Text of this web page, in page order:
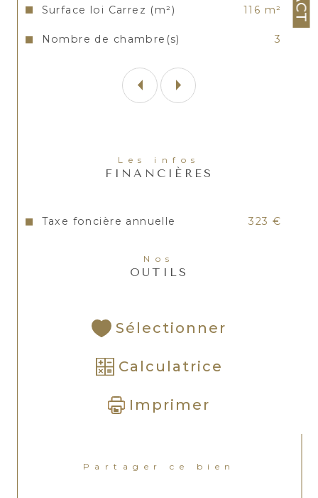
Surface loi Carrez (m²) 116 m²
Nombre de chambre(s) 3
Les infos
FINANCIÈRES
Taxe foncière annuelle 323 €
Nos
OUTILS
Sélectionner
Calculatrice
Imprimer
Partager ce bien